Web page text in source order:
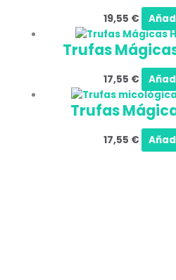
19,55 €
Trufas
17,55 €
Trufas
17,55 €